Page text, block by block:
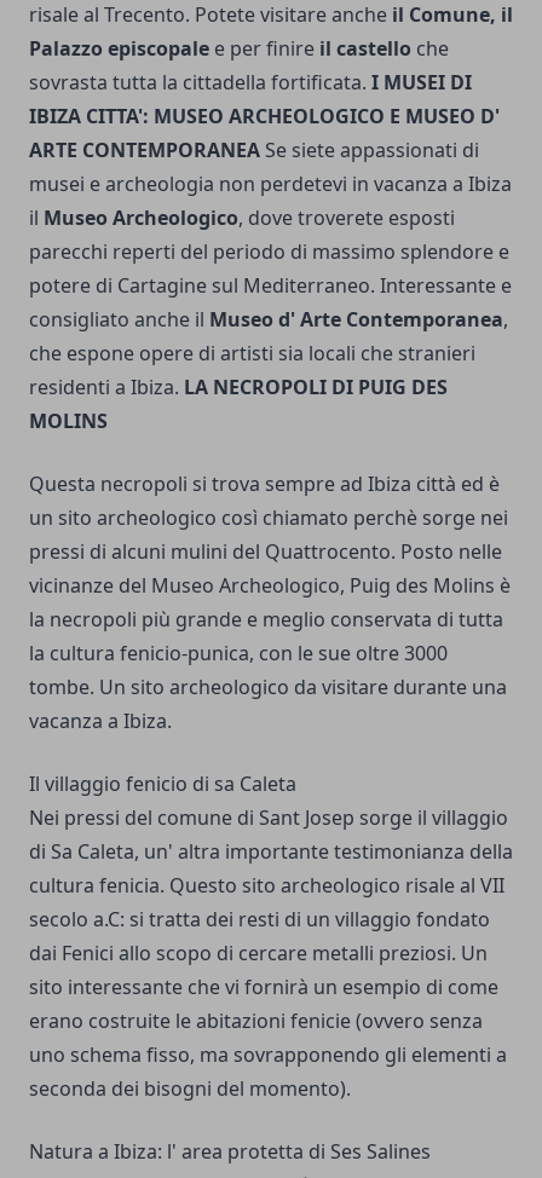
risale al Trecento. Potete visitare anche il Comune, il
Palazzo episcopale e per finire il castello che
sovrasta tutta la cittadella fortificata. I MUSEI DI
IBIZA CITTA': MUSEO ARCHEOLOGICO E MUSEO D'
ARTE CONTEMPORANEA Se siete appassionati di
musei e archeologia non perdetevi in vacanza a Ibiza
il Museo Archeologico, dove troverete esposti
parecchi reperti del periodo di massimo splendore e
potere di Cartagine sul Mediterraneo. Interessante e
consigliato anche il Museo d' Arte Contemporanea,
che espone opere di artisti sia locali che stranieri
residenti a Ibiza. LA NECROPOLI DI PUIG DES
MOLINS
Questa necropoli si trova sempre ad Ibiza città ed è
un sito archeologico così chiamato perchè sorge nei
pressi di alcuni mulini del Quattrocento. Posto nelle
vicinanze del Museo Archeologico, Puig des Molins è
la necropoli più grande e meglio conservata di tutta
la cultura fenicio-punica, con le sue oltre 3000
tombe. Un sito archeologico da visitare durante una
vacanza a Ibiza.
Il villaggio fenicio di sa Caleta
Nei pressi del comune di Sant Josep sorge il villaggio
di Sa Caleta, un' altra importante testimonianza della
cultura fenicia. Questo sito archeologico risale al VII
secolo a.C: si tratta dei resti di un villaggio fondato
dai Fenici allo scopo di cercare metalli preziosi. Un
sito interessante che vi fornirà un esempio di come
erano costruite le abitazioni fenicie (ovvero senza
uno schema fisso, ma sovrapponendo gli elementi a
seconda dei bisogni del momento).
Natura a Ibiza: l' area protetta di Ses Salines